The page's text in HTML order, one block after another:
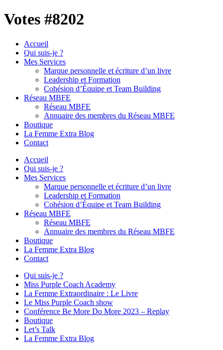
Votes #8202
Accueil
Qui suis-je ?
Mes Services
Marque personnelle et écriture d’un livre
Leadership et Formation
Cohésion d’Équipe et Team Building
Réseau MBFE
Réseau MBFE
Annuaire des membres du Réseau MBFE
Boutique
La Femme Extra Blog
Contact
Accueil
Qui suis-je ?
Mes Services
Marque personnelle et écriture d’un livre
Leadership et Formation
Cohésion d’Équipe et Team Building
Réseau MBFE
Réseau MBFE
Annuaire des membres du Réseau MBFE
Boutique
La Femme Extra Blog
Contact
Qui suis-je ?
Miss Purple Coach Academy
La Femme Extraordinaire : Le Livre
Le Miss Purple Coach show
Conférence Be More Do More 2023 – Replay
Boutique
Let’s Talk
La Femme Extra Blog